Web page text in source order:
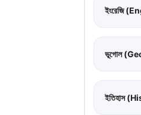
ইংরেজি
ভূগোল
ইতিহাস